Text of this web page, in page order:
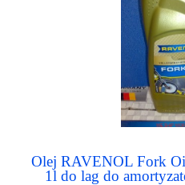
Olej RAVENOL Fork
1l do lag do